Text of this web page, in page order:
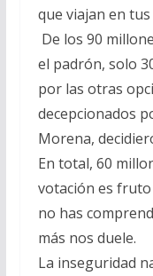
que viajan en
De los 90
el padrón, solo
por las otras
decepcionados
Morena,
En total, 60
votación es
no has
más nos duele.
La inseguridad